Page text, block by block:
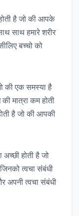
है जो की आपके
साथ हमारे शरीर
बच्चो को
की एक समस्या है
मात्रा कम होती
है जो की आपकी
होती है जो
त्वचा संबंधी
त्वचा संबंधी